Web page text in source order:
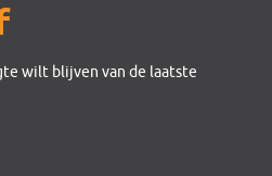
wilt blijven van de laatste